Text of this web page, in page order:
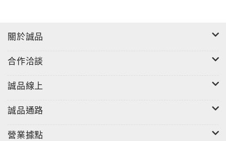
關於誠品
合作洽談
誠品線上
誠品通路
營業據點